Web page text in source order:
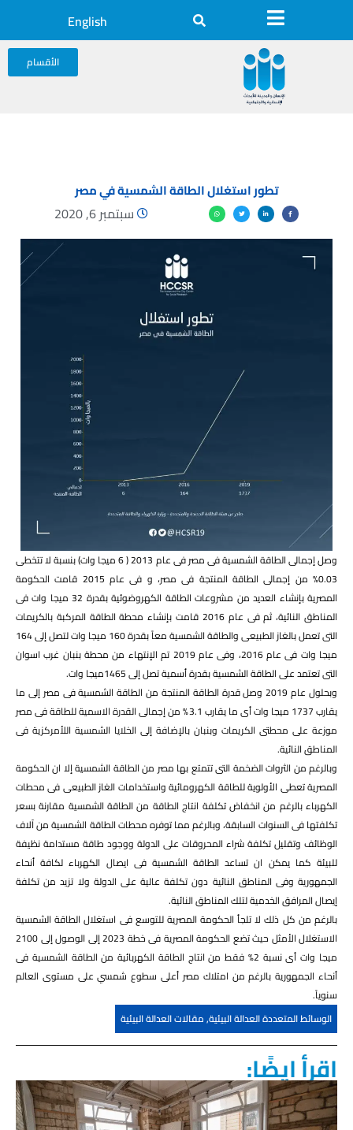
English
الأقسام
تطور استغلال الطاقة الشمسية في مصر
سبتمبر 6, 2020
وصل إجمالى الطاقة الشمسية فى مصر فى عام 2013 ( 6 ميجا وات) بنسبة لا تتخطى
0.03% من إجمالى الطاقة المنتجة فى مصر، و فى عام 2015 قامت الحكومة
المصرية بإنشاء العديد من مشروعات الطاقة الكهروضوئية بقدرة 32 ميجا وات فى
المناطق النائية، ثم فى عام 2016 قامت بإنشاء محطة الطاقة المركبة بالكريمات
التى تعمل بالغاز الطبيعى والطاقة الشمسية معاً بقدرة 160 ميجا وات لتصل إلى 164
ميجا وات فى عام 2016، وفى عام 2019 تم الإنتهاء من محطة بنبان غرب اسوان
التى تعتمد على الطاقة الشمسية بقدرة أسمية تصل إلى 1465ميجا وات.​
وبحلول عام 2019 وصل قدرة الطاقة المنتجة من الطاقة الشمسية فى مصر إلى ما
يقارب 1737 ميجا وات أى ما يقارب 3.1% من إجمالى القدرة الاسمية للطاقة فى مصر
موزعة على محطتى الكريمات وبنبان بالإضافة إلى الخلايا الشمسية اللأمركزية فى
المناطق النائية.​
وبالرغم من الثروات الضخمة التى تتمتع بها مصر من الطاقة الشمسية إلا ان الحكومة
المصرية تعطى الأولوية للطاقة الكهرومائية واستخدامات الغاز الطبيعى فى محطات
الكهرباء بالرغم من انخفاض تكلفة انتاج الطاقة من الطاقة الشمسية مقارنة بسعر
تكلفتها فى السنوات السابقة، وبالرغم مما توفره محطات الطاقة الشمسية من آلاف
الوظائف وتقليل تكلفة شراء المحروقات على الدولة ووجود طاقة مستدامة نظيفة
للبيئة كما يمكن ان تساعد الطاقة الشمسية فى ايصال الكهرباء لكافة أنحاء
الجمهورية وفى المناطق النائية دون تكلفة عالية على الدولة ولا تزيد من تكلفة
إيصال المرافق الخدمية لتلك المناطق النائية.​
بالرغم من كل ذلك لا تلجأ الحكومة المصرية للتوسع فى استغلال الطاقة الشمسية
الاستغلال الأمثل حيث تضع الحكومة المصرية فى خطة 2023 إلى الوصول إلى 2100
ميجا وات أى نسبة 2% فقط من انتاج الطاقة الكهربائية من الطاقة الشمسية فى
أنحاء الجمهورية بالرغم من امتلاك مصر أعلى سطوع شمسي على مستوى العالم
سنوياً.
الوسائط المتعددة العدالة البيئية,مقالات العدالة البيئية
اقرأ ايضًا: